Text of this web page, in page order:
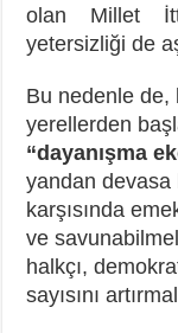
olan Millet
yetersizliği de
Bu nedenle de,
yerellerden
“dayanışma
yandan devasa
karşısında
ve
halkçı,
sayısını